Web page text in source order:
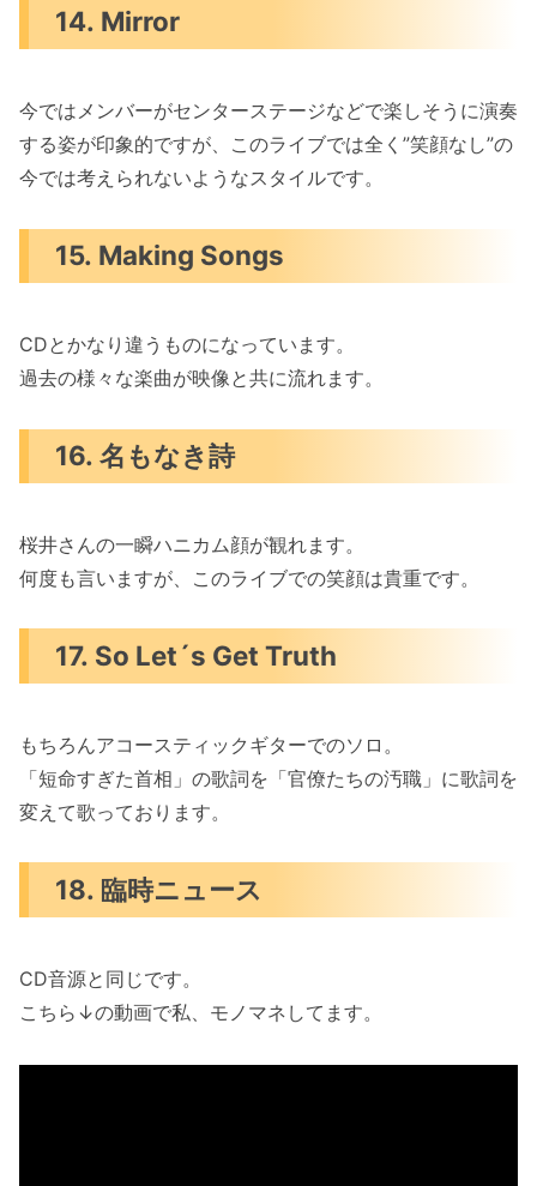
14. Mirror
今ではメンバーがセンターステージなどで楽しそうに演奏
する姿が印象的ですが、このライブでは全く”笑顔なし”の
今では考えられないようなスタイルです。
15. Making Songs
CDとかなり違うものになっています。
過去の様々な楽曲が映像と共に流れます。
16. 名もなき詩
桜井さんの一瞬ハニカム顔が観れます。
何度も言いますが、このライブでの笑顔は貴重です。
17. So Let´s Get Truth
もちろんアコースティックギターでのソロ。
「短命すぎた首相」の歌詞を「官僚たちの汚職」に歌詞を
変えて歌っております。
18. 臨時ニュース
CD音源と同じです。
こちら↓の動画で私、モノマネしてます。